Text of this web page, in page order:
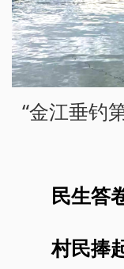
“金江垂钓
民生答
村民捧